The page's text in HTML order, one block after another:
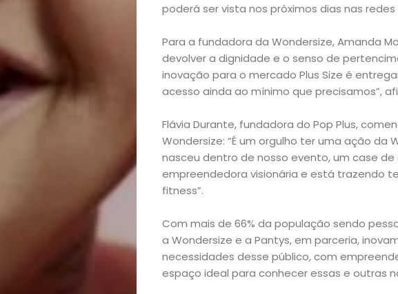
Home
Arte
e
Entretenimento
Empreendedorismo
Feiras
poderá ser vista nos próximos dias nas
Para a fundadora da Wondersize, Amanda
devolver a dignidade e o senso de
inovação para o mercado Plus Size é
acesso ainda ao mínimo que precisamos”,
Flávia Durante, fundadora do Pop Plus,
Wondersize: “É um orgulho ter uma ação da
nasceu dentro de nosso evento, um case
empreendedora visionária e está trazendo
fitness”.
Com mais de 66% da população sendo
a Wondersize e a Pantys, em parceria,
necessidades desse público, com
espaço ideal para conhecer essas e outras